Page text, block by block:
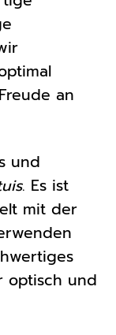
an
und
. Es ist
mit der
optisch und